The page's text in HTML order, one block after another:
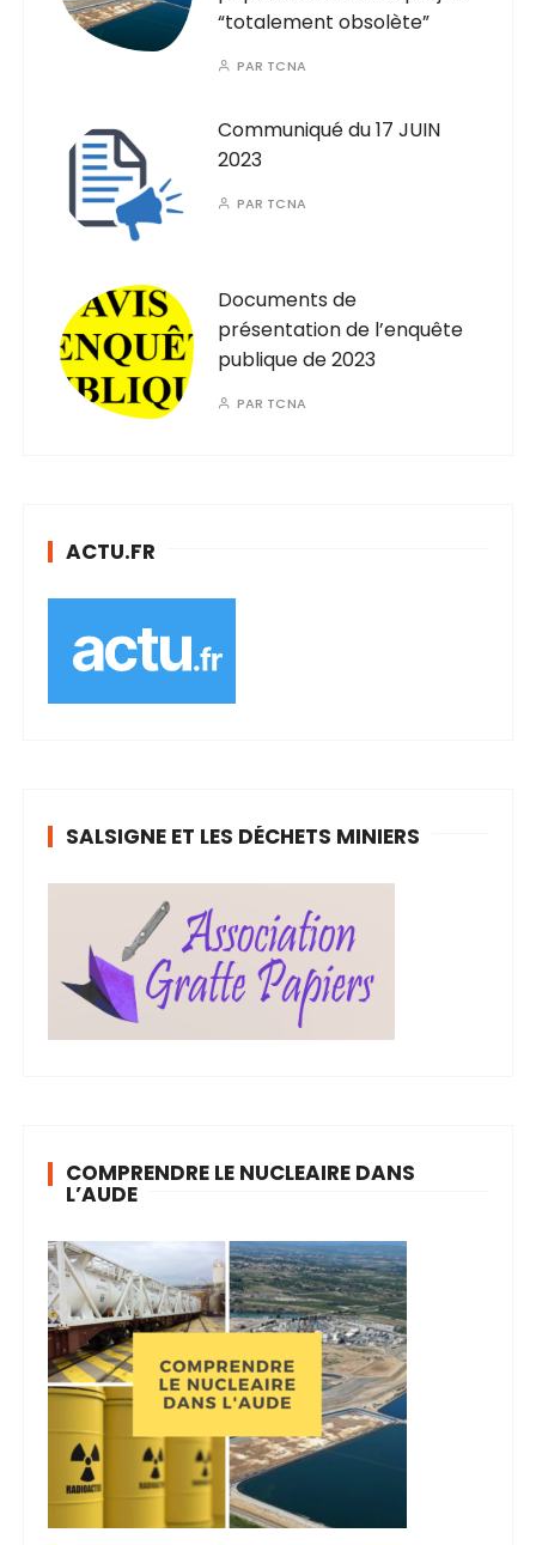
“totalement obsolète”
PAR TCNA
Communiqué du 17 JUIN
2023
PAR TCNA
Documents de
présentation de l’enquête
publique de 2023
PAR TCNA
ACTU.FR
SALSIGNE ET LES DÉCHETS MINIERS
COMPRENDRE LE NUCLEAIRE DANS
L’AUDE